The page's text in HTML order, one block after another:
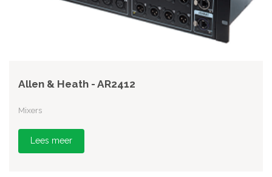
Allen & Heath - AR2412
Mixers
Lees meer